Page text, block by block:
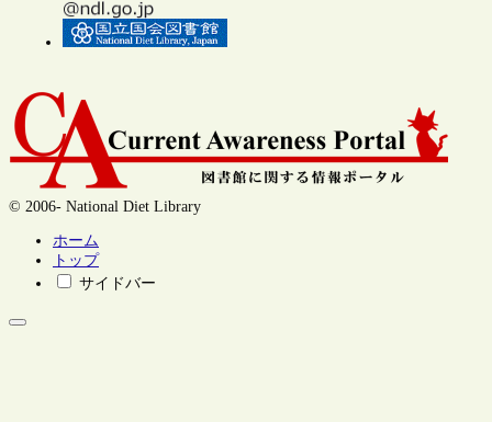
© 2006- National Diet Library
ホーム
トップ
サイドバー